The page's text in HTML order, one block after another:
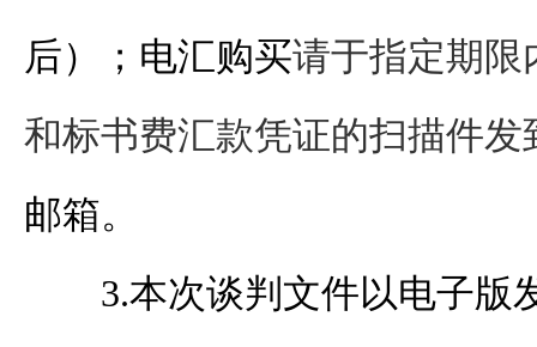
后）；电汇购买请于指定期限
和标书费汇款凭证的扫描件发
邮箱。
3.本次谈判 文件以电子版